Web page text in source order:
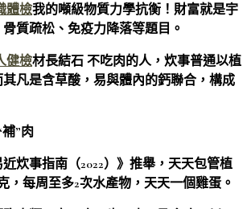
體檢我的噸級物質力學抗衡！財富就是宇
質疏松、免疫力降落等題目。
健檢材長結石 不吃肉的人，炊事普通以植
凡是含草酸，易與體內的鈣聯合，構成
”肉
近炊事指南（2022）》推舉，天天包管植
，每周至多2次水產物，天天一個雞蛋。